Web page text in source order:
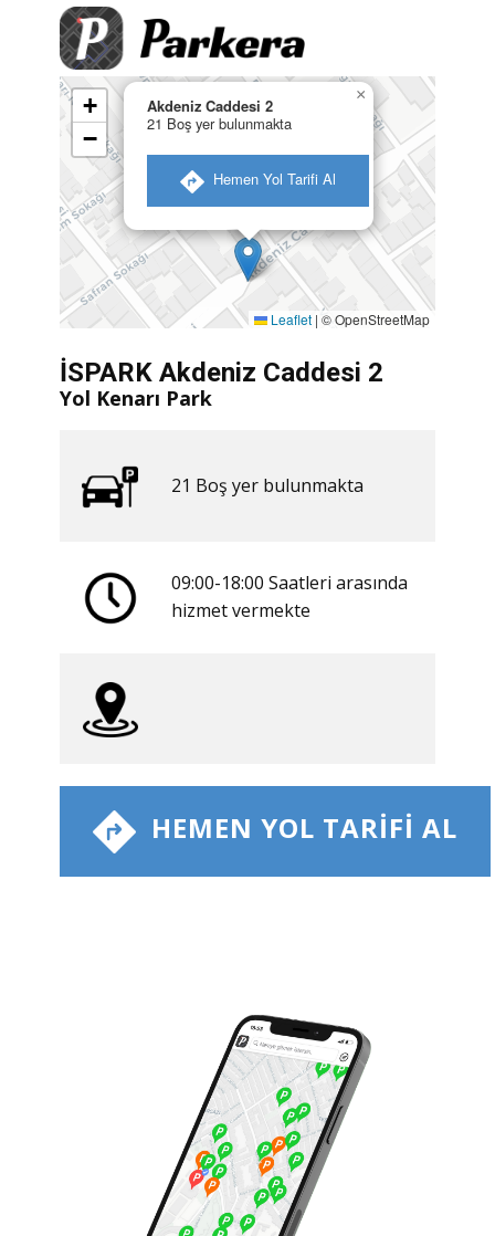
Akdeniz Caddesi 2
21 Boş yer bulunmakta
​ Hemen Yol Tarifi Al
×
+
−
Leaflet | © OpenStreetMap
​ HEMEN YOL TARIFI AL
İSPARK Akdeniz Caddesi 2
Yol Kenarı Park
21 ​​Boş yer bulunmakta
09:00-18:00 Saatleri arasında
​hizmet vermekte